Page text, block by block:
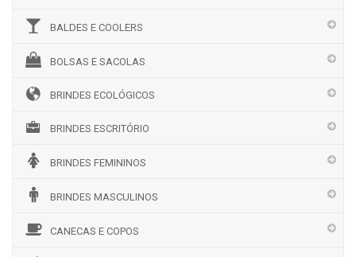
BALDES E COOLERS
BOLSAS E SACOLAS
BRINDES ECOLÓGICOS
BRINDES ESCRITÓRIO
BRINDES FEMININOS
BRINDES MASCULINOS
CANECAS E COPOS